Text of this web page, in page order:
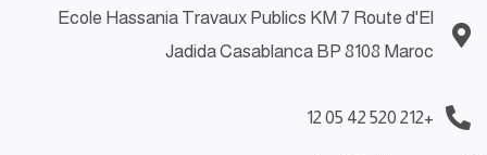
Ecole Hassania Travaux Publics KM 7 Route d'El
Jadida Casablanca BP 8108 Maroc
+212 520 42 05 12